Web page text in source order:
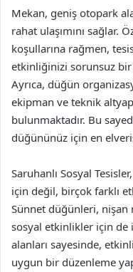
Mekan, geniş otopark
rahat ulaşımını sağlar.
koşullarına rağmen,
etkinliğinizi sorunsuz
Ayrıca, düğün
ekipman ve teknik
bulunmaktadır. Bu
düğününüz için en
Saruhanlı Sosyal
için değil, birçok farklı
Sünnet düğünleri, nişan
sosyal etkinlikler için de
alanları sayesinde,
uygun bir düzenleme